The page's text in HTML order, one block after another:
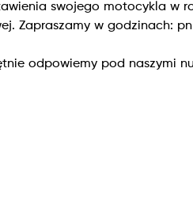
swojego motocykla w
Zapraszamy w godzinach:
odpowiemy pod naszymi